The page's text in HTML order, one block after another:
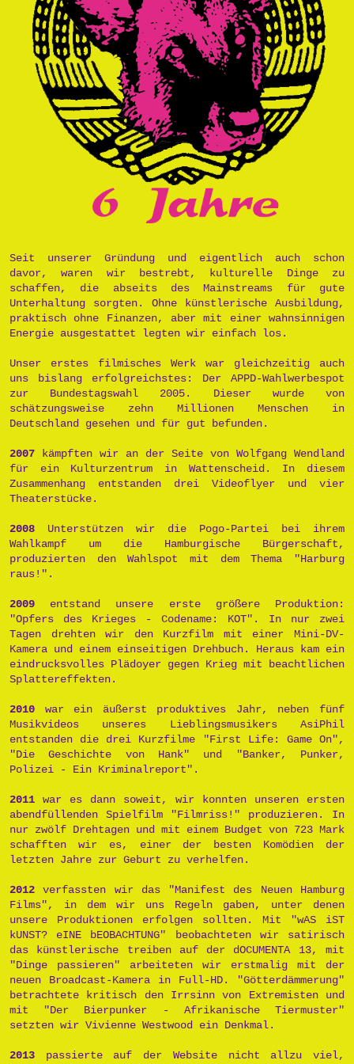
Seit unserer Gründung und eigentlich auch schon
davor, waren wir bestrebt, kulturelle Dinge zu
schaffen, die abseits des Mainstreams für gute
Unterhaltung sorgten. Ohne künstlerische Ausbildung,
praktisch ohne Finanzen, aber mit einer wahnsinnigen
Energie ausgestattet legten wir einfach los.
Unser erstes filmisches Werk war gleichzeitig auch
uns bislang erfolgreichstes: Der APPD-Wahlwerbespot
zur Bundestagswahl 2005. Dieser wurde von
schätzungsweise zehn Millionen Menschen in
Deutschland gesehen und für gut befunden.
2007 kämpften wir an der Seite von Wolfgang Wendland
für ein Kulturzentrum in Wattenscheid. In diesem
Zusammenhang entstanden drei Videoflyer und vier
Theaterstücke.
2008 Unterstützen wir die Pogo-Partei bei ihrem
Wahlkampf um die Hamburgische Bürgerschaft,
produzierten den Wahlspot mit dem Thema "Harburg
raus!".
2009 entstand unsere erste größere Produktion:
"Opfers des Krieges - Codename: KOT". In nur zwei
Tagen drehten wir den Kurzfilm mit einer Mini-DV-
Kamera und einem einseitigen Drehbuch. Heraus kam ein
eindrucksvolles Plädoyer gegen Krieg mit beachtlichen
Splattereffekten.
2010 war ein äußerst produktives Jahr, neben fünf
Musikvideos unseres Lieblingsmusikers AsiPhil
entstanden die drei Kurzfilme "First Life: Game On",
"Die Geschichte von Hank" und "Banker, Punker,
Polizei - Ein Kriminalreport".
2011 war es dann soweit, wir konnten unseren ersten
abendfüllenden Spielfilm "Filmriss!" produzieren. In
nur zwölf Drehtagen und mit einem Budget von 723 Mark
schafften wir es, einer der besten Komödien der
letzten Jahre zur Geburt zu verhelfen.
2012 verfassten wir das "Manifest des Neuen Hamburg
Films", in dem wir uns Regeln gaben, unter denen
unsere Produktionen erfolgen sollten. Mit "wAS iST
kUNST? eINE bEOBACHTUNG" beobachteten wir satirisch
das künstlerische treiben auf der dOCUMENTA 13, mit
"Dinge passieren" arbeiteten wir erstmalig mit der
neuen Broadcast-Kamera in Full-HD. "Götterdämmerung"
betrachtete kritisch den Irrsinn von Extremisten und
mit "Der Bierpunker - Afrikanische Tiermuster"
setzten wir Vivienne Westwood ein Denkmal.
2013 passierte auf der Website nicht allzu viel,